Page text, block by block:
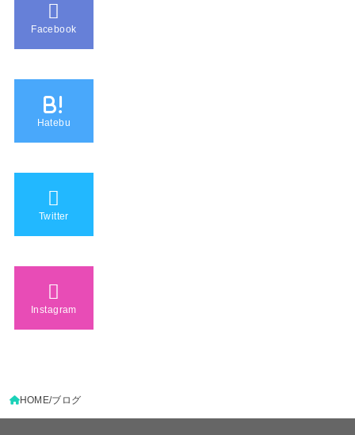
Facebook
B!
Hatebu
Twitter
Instagram
HOME ブログ